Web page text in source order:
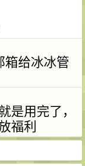
箱给冰冰管
是用完了，
福利